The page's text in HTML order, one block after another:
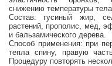
снижению температуры тела.
Состав: гусиный жир,
растений, прополис, мед,
и бальзамического дерева.
Способ применения: при
тепла спину, правую
Процедуру повторять